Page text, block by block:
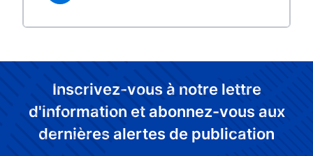
Inscrivez-vous à notre lettre
d'information et abonnez-vous aux
dernières alertes de publication